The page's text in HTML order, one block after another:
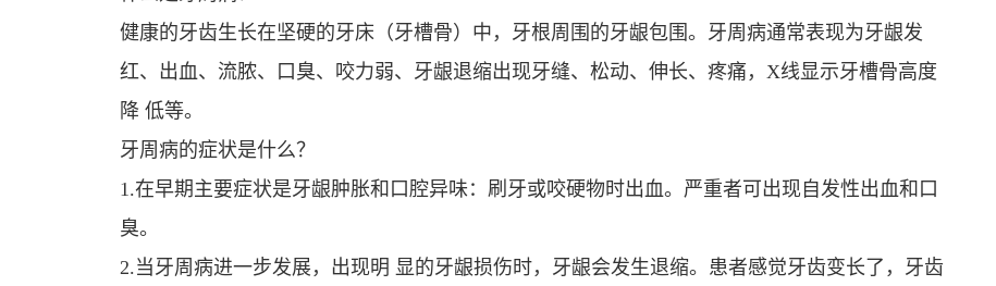
健康的牙齿生长在坚硬的牙床（牙槽骨）中，牙根周围的牙龈包围。牙周病通常表现为牙龈发
红、出血、流脓、口臭、咬力弱、牙龈退缩出现牙缝、松动、伸长、疼痛，X线显示牙槽骨高度
降 低等。
牙周病的症状是什么？
1.在早期主要症状是牙龈肿胀和口腔异味：刷牙或咬硬物时出血。严重者可出现自发性出血和口
臭。
2.当牙周病进一步发展，出现明 显的牙龈损伤时，牙龈会发生退缩。患者感觉牙齿变长了，牙齿
擅长：妇科常见病、